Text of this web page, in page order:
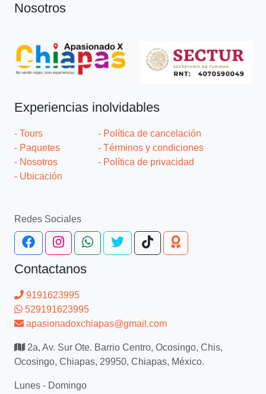
Nosotros
Experiencias inolvidables
- Tours
- Paquetes
- Nosotros
- Ubicación
- Política de cancelación
- Términos y condiciones
- Política de privacidad
Redes Sociales
Contactanos
9191623995
529191623995
apasionadoxchiapas@gmail.com
2a, Av. Sur Ote. Barrio Centro, Ocosingo, Chis,
Ocosingo, Chiapas, 29950, Chiapas, México.
Lunes - Domingo